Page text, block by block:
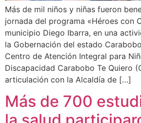
Más de mil niños y niñas fueron
jornada del programa «Héroes con
municipio Diego Ibarra, en una
la Gobernación del estado
Centro de Atención Integral para
Discapacidad Carabobo Te Quiero
articulación con la Alcaldía de […]
Más de 700